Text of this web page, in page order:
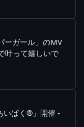
ーガール」のMV
叶って嬉しいで
いぱく®」開催 -